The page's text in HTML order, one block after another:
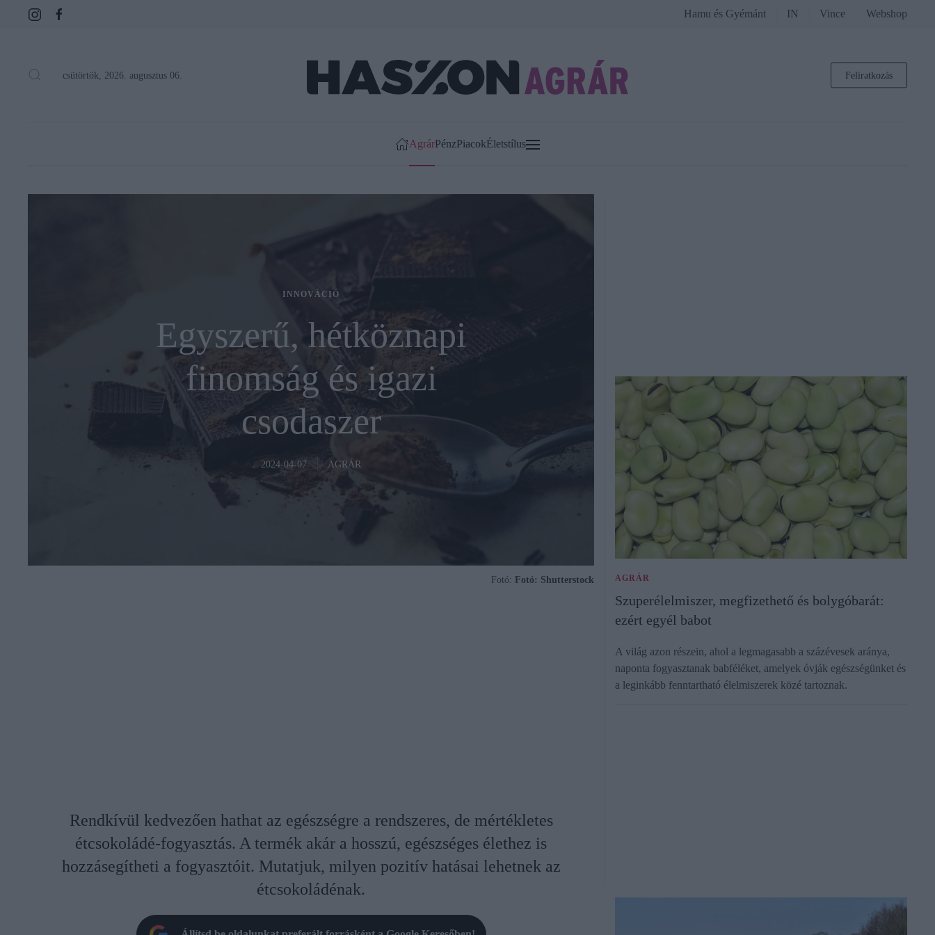
Hamu és Gyémánt IN Vince Webshop
csütörtök, 2026. augusztus 06. Feliratkozás
AgrárPénzPiacokÉletstílus
INNOVÁCIÓ
Egyszerű, hétköznapi
finomság és igazi
csodaszer
2024-04-07 AGRÁR
Fotó: Fotó: Shutterstock
Rendkívül kedvezően hathat az egészségre a rendszeres, de mértékletes
étcsokoládé-fogyasztás. A termék akár a hosszú, egészséges élethez is
hozzásegítheti a fogyasztóit. Mutatjuk, milyen pozitív hatásai lehetnek az
étcsokoládénak.
AGRÁR
Szuperélelmiszer, megfizethető és bolygóbarát:
ezért egyél babot
A világ azon részein, ahol a legmagasabb a százévesek aránya,
naponta fogyasztanak babféléket, amelyek óvják egészségünket és
a leginkább fenntartható élelmiszerek közé tartoznak.